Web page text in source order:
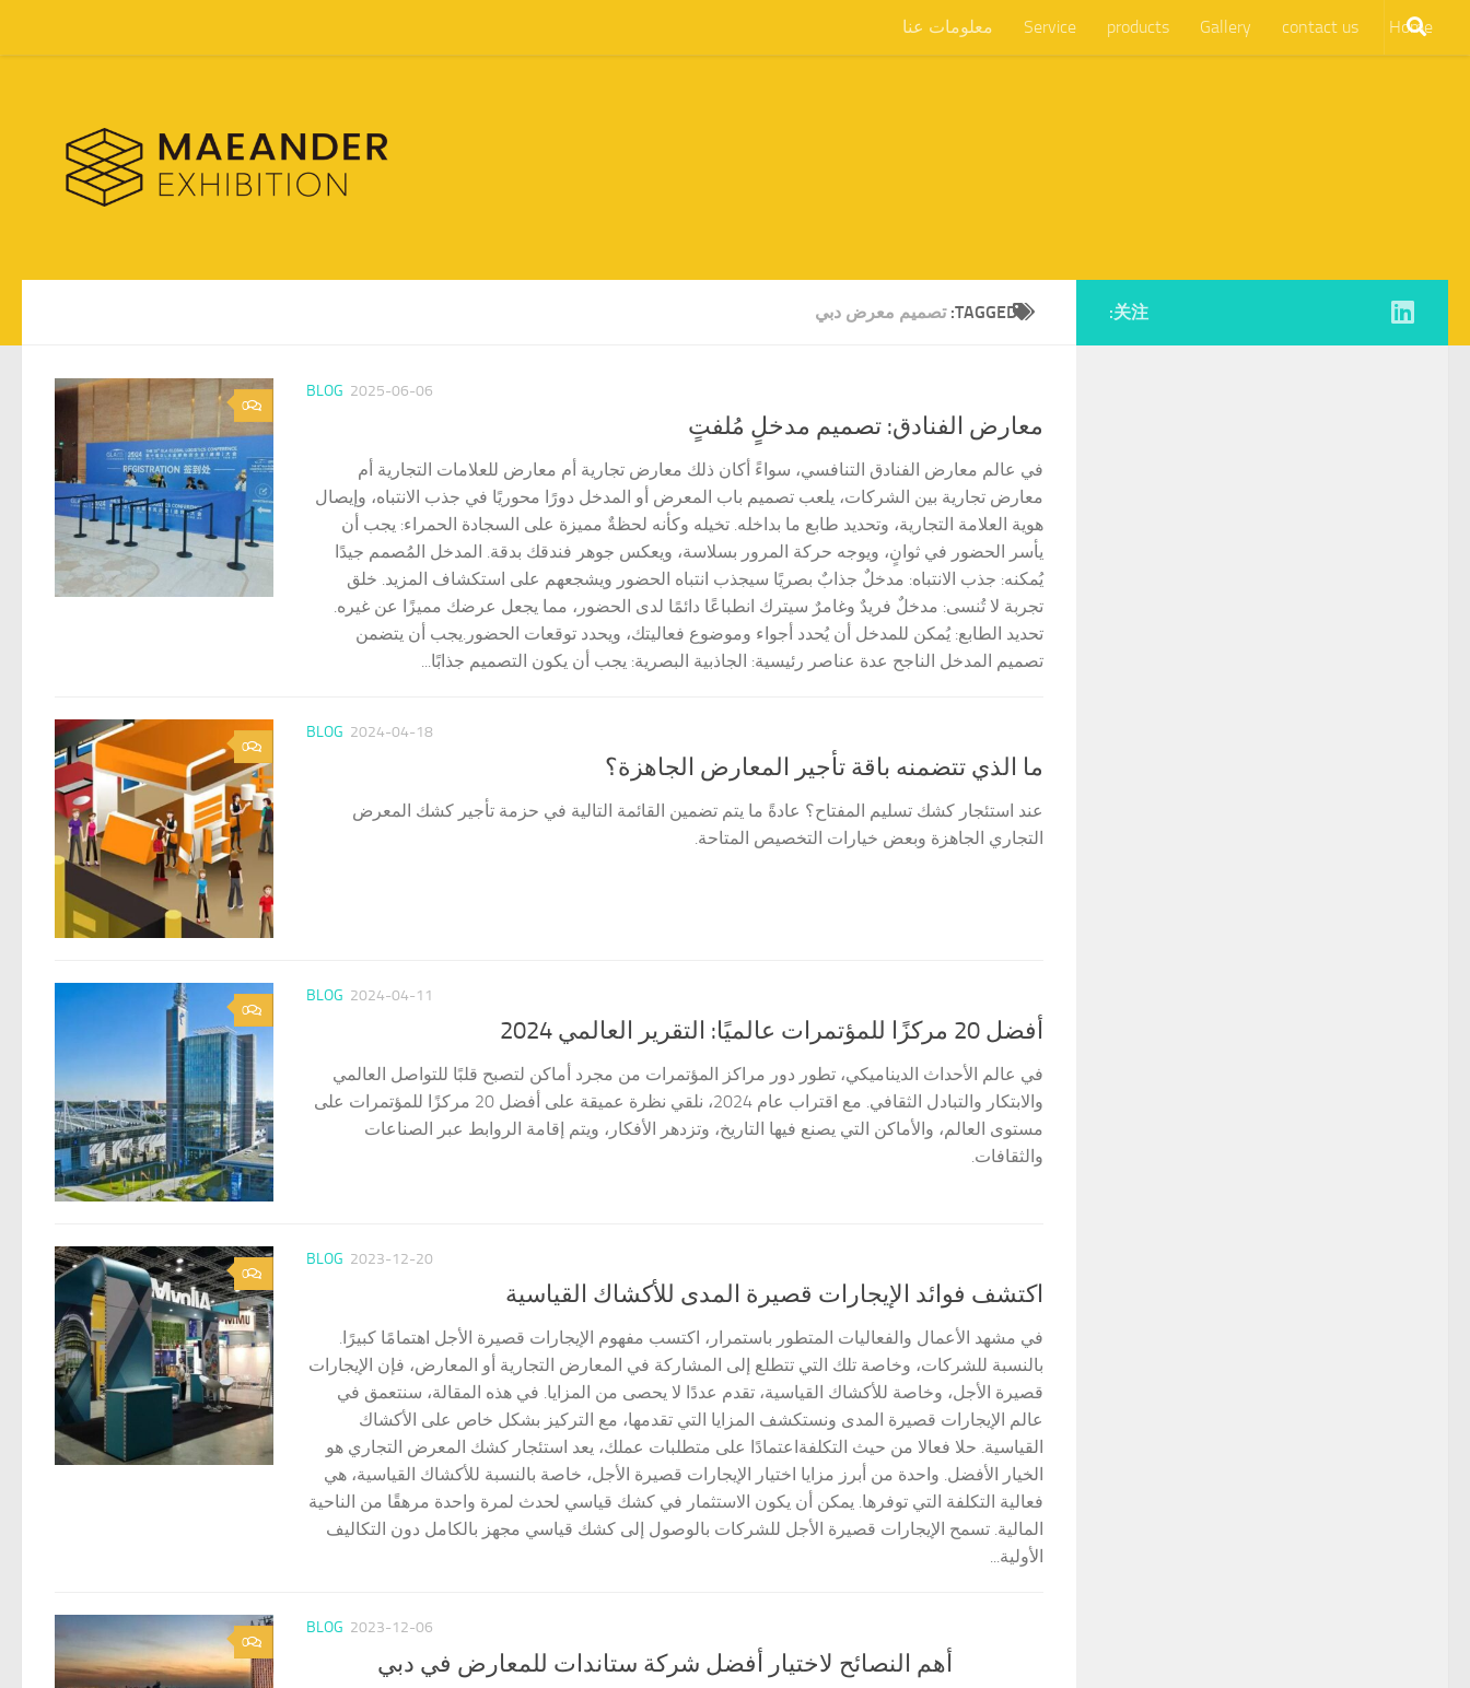
Home
contact us
Gallery
products
Service معلومات عنا
TAGGED: تصميم معرض دبي
0
BLOG 2025-06-06
معارض الفنادق: تصميم مدخلٍ مُلفتٍ
في عالم معارض الفنادق التنافسي، سواءً أكان ذلك معارض تجارية أم معارض للعلامات التجارية أم
معارض تجارية بين الشركات، يلعب تصميم باب المعرض أو المدخل دورًا محوريًا في جذب الانتباه، وإيصال
هوية العلامة التجارية، وتحديد طابع ما بداخله. تخيله وكأنه لحظةٌ مميزة على السجادة الحمراء: يجب أن
يأسر الحضور في ثوانٍ، ويوجه حركة المرور بسلاسة، ويعكس جوهر فندقك بدقة. المدخل المُصمم جيدًا
يُمكنه: جذب الانتباه: مدخلٌ جذابٌ بصريًا سيجذب انتباه الحضور ويشجعهم على استكشاف المزيد. خلق
تجربة لا تُنسى: مدخلٌ فريدٌ وغامرٌ سيترك انطباعًا دائمًا لدى الحضور، مما يجعل عرضك مميزًا عن غيره.
تحديد الطابع: يُمكن للمدخل أن يُحدد أجواء وموضوع فعاليتك، ويحدد توقعات الحضور.يجب أن يتضمن
تصميم المدخل الناجح عدة عناصر رئيسية: الجاذبية البصرية: يجب أن يكون التصميم جذابًا...
0
BLOG 2024-04-18
ما الذي تتضمنه باقة تأجير المعارض الجاهزة؟
عند استئجار كشك تسليم المفتاح؟ عادةً ما يتم تضمين القائمة التالية في حزمة تأجير كشك المعرض
التجاري الجاهزة وبعض خيارات التخصيص المتاحة.
0
BLOG 2024-04-11
أفضل 20 مركزًا للمؤتمرات عالميًا: التقرير العالمي 2024
في عالم الأحداث الديناميكي، تطور دور مراكز المؤتمرات من مجرد أماكن لتصبح قلبًا للتواصل العالمي
والابتكار والتبادل الثقافي. مع اقتراب عام 2024، نلقي نظرة عميقة على أفضل 20 مركزًا للمؤتمرات على
مستوى العالم، والأماكن التي يصنع فيها التاريخ، وتزدهر الأفكار، ويتم إقامة الروابط عبر الصناعات
والثقافات.
0
BLOG 2023-12-20
اكتشف فوائد الإيجارات قصيرة المدى للأكشاك القياسية
في مشهد الأعمال والفعاليات المتطور باستمرار، اكتسب مفهوم الإيجارات قصيرة الأجل اهتمامًا كبيرًا.
بالنسبة للشركات، وخاصة تلك التي تتطلع إلى المشاركة في المعارض التجارية أو المعارض، فإن الإيجارات
قصيرة الأجل، وخاصة للأكشاك القياسية، تقدم عددًا لا يحصى من المزايا. في هذه المقالة، سنتعمق في
عالم الإيجارات قصيرة المدى ونستكشف المزايا التي تقدمها، مع التركيز بشكل خاص على الأكشاك
القياسية. حلا فعالا من حيث التكلفةاعتمادًا على متطلبات عملك، يعد استئجار كشك المعرض التجاري هو
الخيار الأفضل. واحدة من أبرز مزايا اختيار الإيجارات قصيرة الأجل، خاصة بالنسبة للأكشاك القياسية، هي
فعالية التكلفة التي توفرها. يمكن أن يكون الاستثمار في كشك قياسي لحدث لمرة واحدة مرهقًا من الناحية
المالية. تسمح الإيجارات قصيرة الأجل للشركات بالوصول إلى كشك قياسي مجهز بالكامل دون التكاليف
الأولية...
0
BLOG 2023-12-06
أهم النصائح لاختيار أفضل شركة ستاندات للمعارض في دبي
关注: